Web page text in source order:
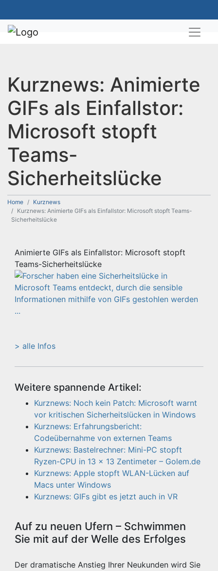
Kurznews: Animierte
GIFs als Einfallstor:
Microsoft stopft
Teams-
Sicherheitslücke
Home
Kurznews
Kurznews: Animierte GIFs als Einfallstor: Microsoft stopft Teams-
Sicherheitslücke
Animierte GIFs als Einfallstor: Microsoft stopft
Teams-Sicherheitslücke
> alle Infos
Weitere spannende Artikel:
Kurznews: Noch kein Patch: Microsoft warnt
vor kritischen Sicherheitslücken in Windows
Kurznews: Erfahrungsbericht:
Codeübernahme von externen Teams
Kurznews: Bastelrechner: Mini-PC stopft
Ryzen-CPU in 13 x 13 Zentimeter – Golem.de
Kurznews: Apple stopft WLAN-Lücken auf
Macs unter Windows
Kurznews: GIFs gibt es jetzt auch in VR
Auf zu neuen Ufern – Schwimmen
Sie mit auf der Welle des Erfolges
Der dramatische Anstieg Ihrer Neukunden wird Sie